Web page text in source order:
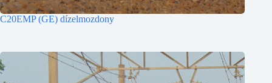
C20EMP (GE) dízelmozdony